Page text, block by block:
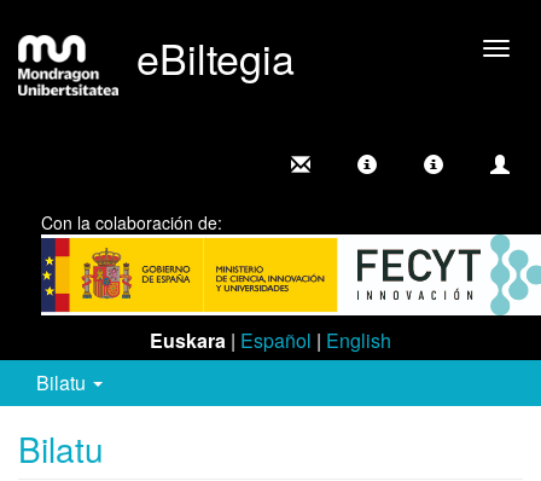
eBiltegia
Con la colaboración de:
Euskara | Español | English
Bilatu
Bilatu